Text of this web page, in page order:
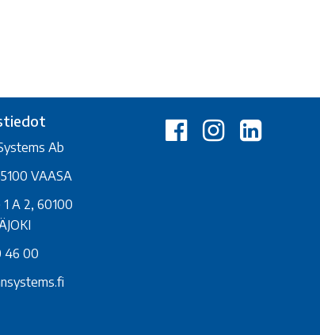
Ab
VAASA
A 2, 60100
46 00